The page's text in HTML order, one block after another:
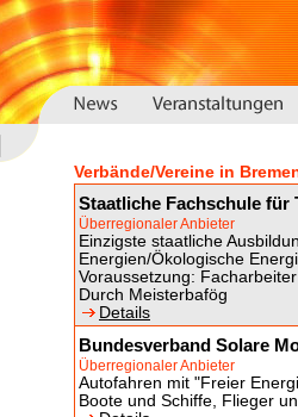
Verbände/Vereine in
Staatliche Fachschule für
Überregionaler Anbieter
Einzigste staatliche
Energien/Ökologische
Voraussetzung:
Durch Meisterbafög
Details
Bundesverband Solare
Überregionaler Anbieter
Autofahren mit "Freier
Boote und Schiffe, Flieger